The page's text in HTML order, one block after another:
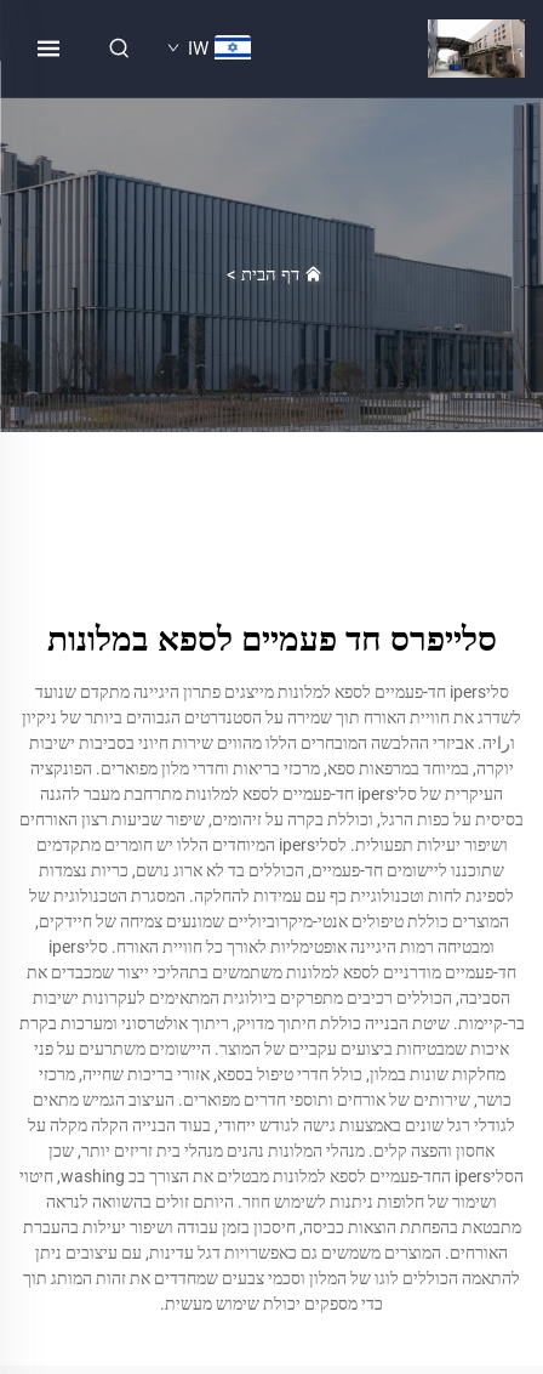
IW
דף הבית >
סלייפרס חד פעמיים לספא במלונות
סליipers חד-פעמיים לספא למלונות מייצגים פתרון היגיינה מתקדם שנועד
לשדרג את חוויית האורח תוך שמירה על הסטנדרטים הגבוהים ביותר של ניקיון
וراיה. אביזרי ההלבשה המובחרים הללו מהווים שירות חיוני בסביבות ישיבות
יוקרה, במיוחד במרפאות ספא, מרכזי בריאות וחדרי מלון מפוארים. הפונקציה
העיקרית של סליipers חד-פעמיים לספא למלונות מתרחבת מעבר להגנה
בסיסית על כפות הרגל, וכוללת בקרה על זיהומים, שיפור שביעות רצון האורחים
ושיפור יעילות תפעולית. לסליipers המיוחדים הללו יש חומרים מתקדמים
שתוכננו ליישומים חד-פעמיים, הכוללים בד לא ארוג נושם, כריות נצמדות
לספיגת לחות וטכנולוגיית כף עם עמידות להחלקה. המסגרת הטכנולוגית של
המוצרים כוללת טיפולים אנטי-מיקרוביוליים שמונעים צמיחה של חיידקים,
ומבטיחה רמות היגיינה אופטימליות לאורך כל חוויית האורח. סליipers
חד-פעמיים מודרניים לספא למלונות משתמשים בתהליכי ייצור שמכבדים את
הסביבה, הכוללים רכיבים מתפרקים ביולוגית המתאימים לעקרונות ישיבות
בר-קיימות. שיטת הבנייה כוללת חיתוך מדויק, ריתוך אולטרסוני ומערכות בקרת
איכות שמבטיחות ביצועים עקביים של המוצר. היישומים משתרעים על פני
מחלקות שונות במלון, כולל חדרי טיפול בספא, אזורי בריכות שחייה, מרכזי
כושר, שירותים של אורחים ותוספי חדרים מפוארים. העיצוב הגמיש מתאים
לגודלי רגל שונים באמצעות גישה לגודש ייחודי, בעוד הבנייה הקלה מקלה על
אחסון והפצה קלים. מנהלי המלונות נהנים מנהלי בית זריזים יותר, שכן
הסליipers החד-פעמיים לספא למלונות מבטלים את הצורך בכ washing, חיטוי
ושימור של חלופות ניתנות לשימוש חוזר. היותם זולים בהשוואה לנראה
מתבטאת בהפחתת הוצאות כביסה, חיסכון בזמן עבודה ושיפור יעילות בהעברת
האורחים. המוצרים משמשים גם כאפשרויות דגל עדינות, עם עיצובים ניתן
להתאמה הכוללים לוגו של המלון וסכמי צבעים שמחדדים את זהות המותג תוך
כדי מספקים יכולת שימוש מעשית.